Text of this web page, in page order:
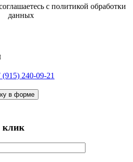
с политикой обработки
данных
(915) 240-09-21
в форме
клик